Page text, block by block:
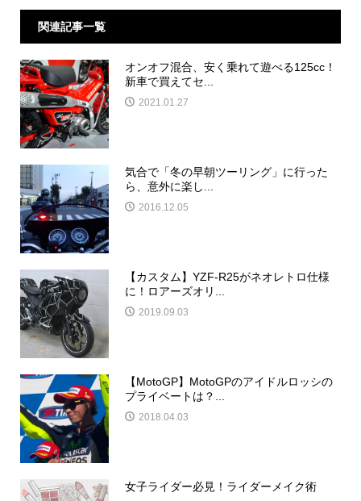
関連記事一覧
オンオフ混合、安く乗れて遊べる125cc！
新車で買えてセ...
2021.01.27
気合で「冬の早朝ツーリング」に行った
ら、意外に楽し...
2016.12.05
【カスタム】YZF-R25がネオレトロ仕様
に！ロアーズオリ...
2019.09.03
【MotoGP】MotoGPのアイドルロッシの
プライベートは？...
2018.04.03
女子ライダー必見！ライダーメイク術